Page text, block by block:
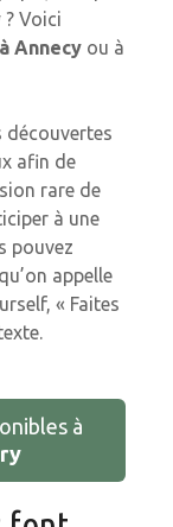
? Voici
Annecy ou à
découvertes
afin de
rare de
à une
pouvez
appelle
« Faites
à